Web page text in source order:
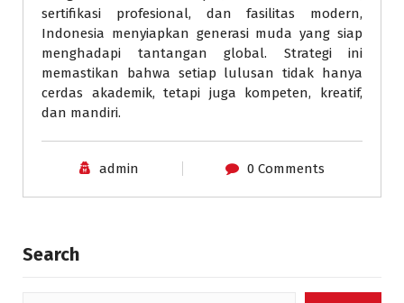
sertifikasi profesional, dan fasilitas modern,
Indonesia menyiapkan generasi muda yang siap
menghadapi tantangan global. Strategi ini
memastikan bahwa setiap lulusan tidak hanya
cerdas akademik, tetapi juga kompeten, kreatif,
dan mandiri.
admin 0 Comments
Search